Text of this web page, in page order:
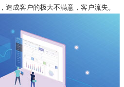
成客户的极大不满意，客户流失。